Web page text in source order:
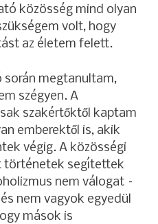
közösség mind olyan
volt, hogy
az életem felett.
során megtanultam,
szégyen. A
szakértőktől kaptam
emberektől is, akik
végig. A közösségi
történetek segítettek
nem válogat –
nem vagyok egyedül
mások is